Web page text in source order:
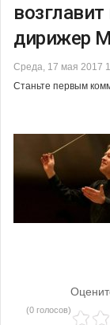
дирижер
Среда, 17 мая 2017
Станьте первым
(0 голосов)